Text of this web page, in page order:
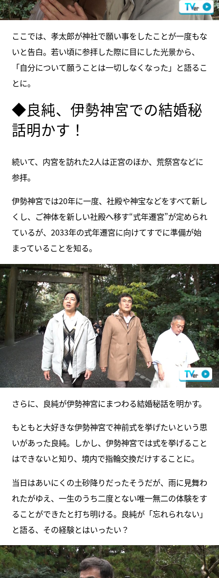
ここでは、孝太郎が神社で願い事をしたことが一度もな
いと告白。若い頃に参拝した際に目にした光景から、
「自分について願うことは一切しなくなった」と語るこ
とに。
◆良純、伊勢神宮での結婚秘
話明かす！
続いて、内宮を訪れた2人は正宮のほか、荒祭宮などに
参拝。
伊勢神宮では20年に一度、社殿や神宝などをすべて新し
くし、ご神体を新しい社殿へ移す“式年遷宮”が定められ
ているが、2033年の式年遷宮に向けてすでに準備が始
まっていることを知る。
さらに、良純が伊勢神宮にまつわる結婚秘話を明かす。
もともと大好きな伊勢神宮で神前式を挙げたいという思
いがあった良純。しかし、伊勢神宮では式を挙げること
はできないと知り、境内で指輪交換だけすることに。
当日はあいにくの土砂降りだったそうだが、雨に見舞わ
れたがゆえ、一生のうち二度とない唯一無二の体験をす
ることができたと打ち明ける。良純が「忘れられない」
と語る、その経験とはいったい？